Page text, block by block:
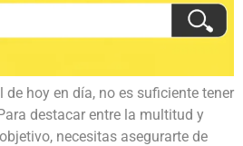
hoy en día, no es suficiente tener
destacar entre la multitud y
necesitas asegurarte de